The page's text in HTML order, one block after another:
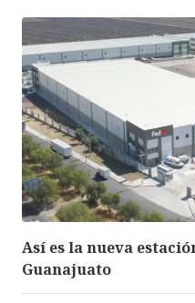
Así es la nueva
Guanajuato